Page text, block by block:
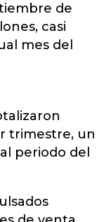
de
casi
mes del
trimestre, un
periodo del